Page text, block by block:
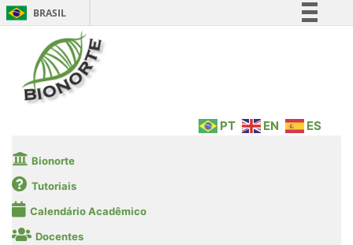
BRASIL
Legislação
PT EN ES
Bionorte
Tutoriais
Calendário Acadêmico
Docentes